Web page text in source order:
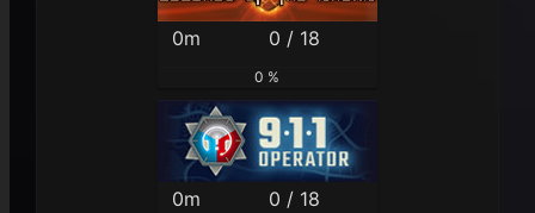
0m 0 / 18
0 %
0m 0 / 18